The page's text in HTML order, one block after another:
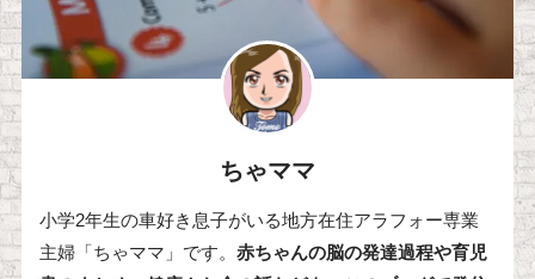
ちゃママ
小学2年生の車好き息子がいる地方在住アラフォー専業
主婦「ちゃママ」です。 赤ちゃんの脳の発達過程や育児